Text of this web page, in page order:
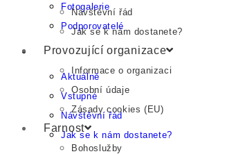
Návštěvní řád
Jak se k nám dostanete?
Provozující organizace
Informace o organizaci
Osobní údaje
Zásady cookies (EU)
Farnost
Bohoslužby
Fotogalerie
Podporovatelé
Pro návštěvníky
Aktuálně
Vstupné
Návštěvní řád
Jak se k nám dostanete?